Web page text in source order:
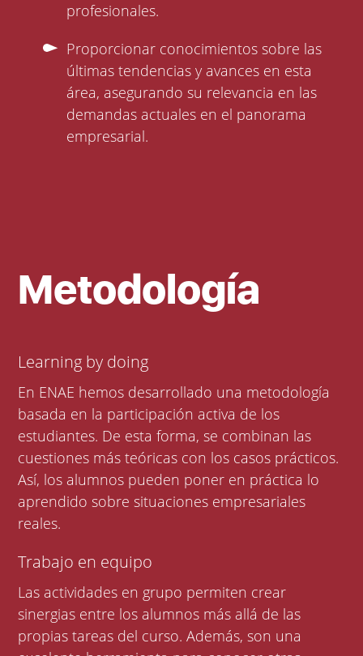
profesionales.
Proporcionar conocimientos sobre las
últimas tendencias y avances en esta
área, asegurando su relevancia en las
demandas actuales en el panorama
empresarial.
Metodología
Learning by doing
En ENAE hemos desarrollado una metodología
basada en la participación activa de los
estudiantes. De esta forma, se combinan las
cuestiones más teóricas con los casos prácticos.
Así, los alumnos pueden poner en práctica lo
aprendido sobre situaciones empresariales
reales.
Trabajo en equipo
Las actividades en grupo permiten crear
sinergias entre los alumnos más allá de las
propias tareas del curso. Además, son una